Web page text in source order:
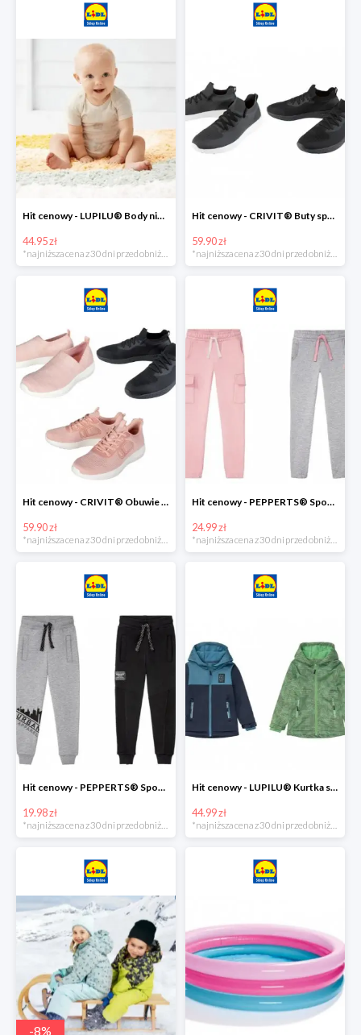
Hit cenowy - LUPILU® Body niemowlęce z biobawełny, z krótkim rękawem, 5 sztuk
44.95 zł
*najniższa cena z 30 dni przed obniżką
Hit cenowy - CRIVIT® Buty sportowe chłopięce WellWalk, 1 para
59.90 zł
*najniższa cena z 30 dni przed obniżką
Hit cenowy - CRIVIT® Obuwie dziewczęce sportowe i na co dzień, 1 para
59.90 zł
Hit cenowy - PEPPERTS® Spodnie dresowe dziewczęce, 1 para
24.99 zł
Hit cenowy - PEPPERTS® Spodnie dresowe chłopięce, 1 para
19.98 zł
Hit cenowy - LUPILU® Kurtka softshell chłopięca, 1 sztuka
44.99 zł
-8%